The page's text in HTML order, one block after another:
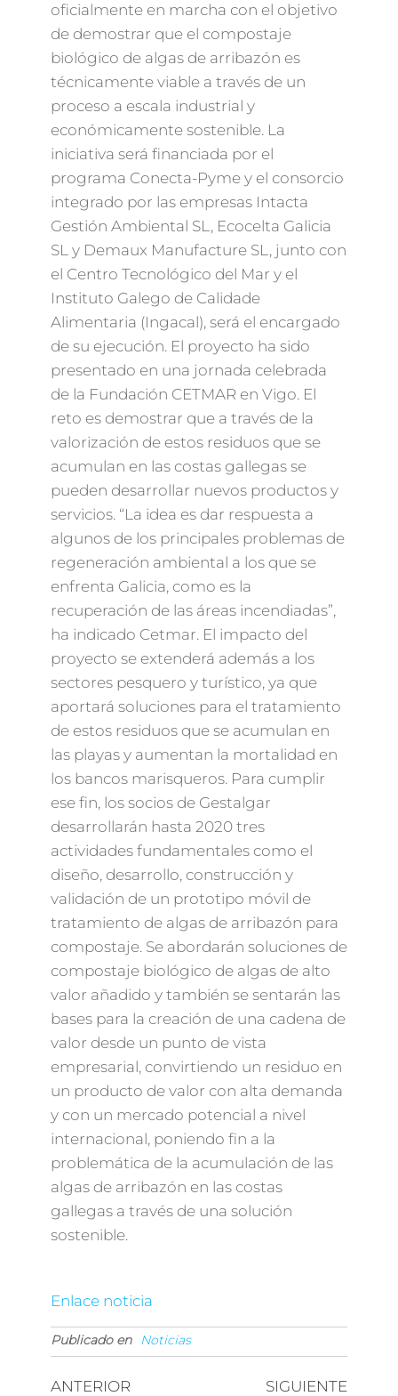
oficialmente en marcha con el objetivo
de demostrar que el compostaje
biológico de algas de arribazón es
técnicamente viable a través de un
proceso a escala industrial y
económicamente sostenible. La
iniciativa será financiada por el
programa Conecta-Pyme y el consorcio
integrado por las empresas Intacta
Gestión Ambiental SL, Ecocelta Galicia
SL y Demaux Manufacture SL, junto con
el Centro Tecnológico del Mar y el
Instituto Galego de Calidade
Alimentaria (Ingacal), será el encargado
de su ejecución. El proyecto ha sido
presentado en una jornada celebrada
de la Fundación CETMAR en Vigo. El
reto es demostrar que a través de la
valorización de estos residuos que se
acumulan en las costas gallegas se
pueden desarrollar nuevos productos y
servicios. “La idea es dar respuesta a
algunos de los principales problemas de
regeneración ambiental a los que se
enfrenta Galicia, como es la
recuperación de las áreas incendiadas”,
ha indicado Cetmar. El impacto del
proyecto se extenderá además a los
sectores pesquero y turístico, ya que
aportará soluciones para el tratamiento
de estos residuos que se acumulan en
las playas y aumentan la mortalidad en
los bancos marisqueros. Para cumplir
ese fin, los socios de Gestalgar
desarrollarán hasta 2020 tres
actividades fundamentales como el
diseño, desarrollo, construcción y
validación de un prototipo móvil de
tratamiento de algas de arribazón para
compostaje. Se abordarán soluciones de
compostaje biológico de algas de alto
valor añadido y también se sentarán las
bases para la creación de una cadena de
valor desde un punto de vista
empresarial, convirtiendo un residuo en
un producto de valor con alta demanda
y con un mercado potencial a nivel
internacional, poniendo fin a la
problemática de la acumulación de las
algas de arribazón en las costas
gallegas a través de una solución
sostenible.
Enlace noticia
Publicado en Noticias
ANTERIOR
SIGUIENTE